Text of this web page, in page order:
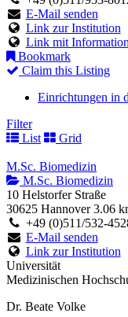
E-Mail senden
Link zur Institution
Link mit
Bookmark
Claim this Listing
Einrichtungen in
Filter
List
Grid
M.Sc. Biomedizin
M.Sc. Biomedizin
10 Helstorfer Straße
30625 Hannover 3.06
+49 (0)511/532-
E-Mail senden
Link zur Institution
Universität
Medizinischen
Dr. Beate Volke